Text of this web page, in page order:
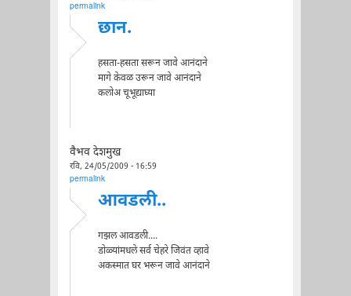
permalink
छान.
हसता-हसता सरून जावे आनंदाने
मागे केवळ उरून जावे आनंदाने
कलोअ चूभूद्याघ्या
वैभव देशमुख
रवि, 24/05/2009 - 16:59
permalink
आवडली..
गझल आवडली....
डोळ्यांमधले सर्व चेहरे जिवंत व्हावे
अकस्मात घर भरून जावे आनंदाने